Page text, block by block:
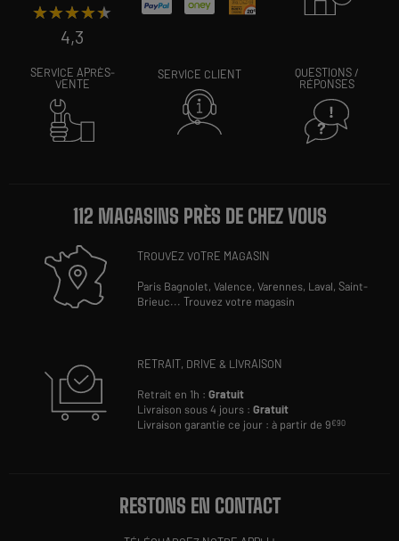
★★★★★
★★★★★
4,3
SERVICE APRÈS-
VENTE
SERVICE CLIENT
QUESTIONS /
RÉPONSES
112 MAGASINS PRÈS DE CHEZ VOUS
TROUVEZ VOTRE MAGASIN
Paris Bagnolet,Valence,Varennes, Laval,Saint-
Brieuc...Trouvez votre magasin
RETRAIT, DRIVE & LIVRAISON
Retrait en 1h :Gratuit
Livraison sous 4 jours :Gratuit
Livraison garantie ce jour : à partir de 9€90
RESTONS EN CONTACT